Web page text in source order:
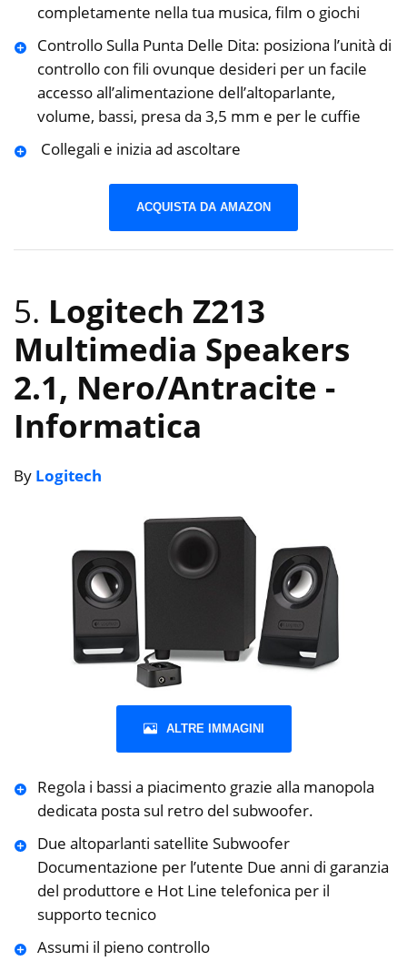
completamente nella tua musica, film o giochi
Controllo Sulla Punta Delle Dita: posiziona l’unità di
controllo con fili ovunque desideri per un facile
‎accesso all’alimentazione dell’altoparlante,
volume, bassi, presa da 3,5 ‎mm e per le cuffie
‎ Collegali e inizia ad ascoltare
ACQUISTA DA AMAZON
5. Logitech Z213
Multimedia Speakers
2.1, Nero/Antracite -
Informatica
By Logitech
ALTRE IMMAGINI
Regola i bassi a piacimento grazie alla manopola
dedicata posta sul retro del subwoofer.
Due altoparlanti satellite Subwoofer
Documentazione per l’utente Due anni di garanzia
del produttore e Hot Line telefonica per il
supporto tecnico
Assumi il pieno controllo